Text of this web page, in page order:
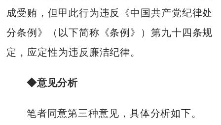
成受贿，但甲此行为违反《中国共产党纪律处
分条例》（以下简称《条例》）第九十四条规
定，应定性为违反廉洁纪律。
◆意见分析
笔者同意第三种意见，具体分析如下。